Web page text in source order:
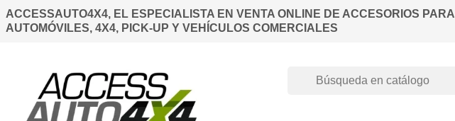
ACCESSAUTO4X4, EL ESPECIALISTA EN VENTA ONLINE DE ACCESORIOS PARA
AUTOMÓVILES, 4X4, PICK-UP Y VEHÍCULOS COMERCIALES